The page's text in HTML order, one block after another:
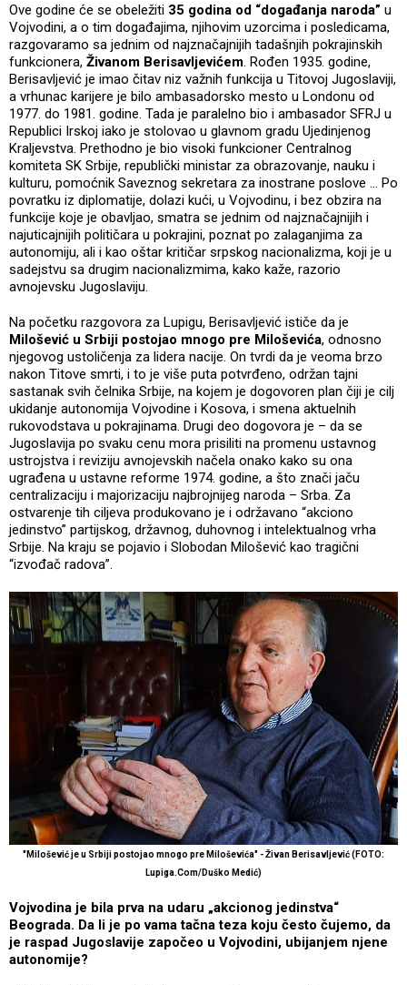
Ove godine će se obeležiti 35 godina od “događanja naroda” u
Vojvodini, a o tim događajima, njihovim uzorcima i posledicama,
razgovaramo sa jednim od najznačajnijih tadašnjih pokrajinskih
funkcionera, Živanom Berisavljevićem. Rođen 1935. godine,
Berisavljević je imao čitav niz važnih funkcija u Titovoj Jugoslaviji,
a vrhunac karijere je bilo ambasadorsko mesto u Londonu od
1977. do 1981. godine. Tada je paralelno bio i ambasador SFRJ u
Republici Irskoj iako je stolovao u glavnom gradu Ujedinjenog
Kraljevstva. Prethodno je bio visoki funkcioner Centralnog
komiteta SK Srbije, republički ministar za obrazovanje, nauku i
kulturu, pomoćnik Saveznog sekretara za inostrane poslove … Po
povratku iz diplomatije, dolazi kući, u Vojvodinu, i bez obzira na
funkcije koje je obavljao, smatra se jednim od najznačajnijih i
najuticajnijih političara u pokrajini, poznat po zalaganjima za
autonomiju, ali i kao oštar kritičar srpskog nacionalizma, koji je u
sadejstvu sa drugim nacionalizmima, kako kaže, razorio
avnojevsku Jugoslaviju.
Na početku razgovora za Lupigu, Berisavljević ističe da je
Milošević u Srbiji postojao mnogo pre Miloševića, odnosno
njegovog ustoličenja za lidera nacije. On tvrdi da je veoma brzo
nakon Titove smrti, i to je više puta potvrđeno, održan tajni
sastanak svih čelnika Srbije, na kojem je dogovoren plan čiji je cilj
ukidanje autonomija Vojvodine i Kosova, i smena aktuelnih
rukovodstava u pokrajinama. Drugi deo dogovora je – da se
Jugoslavija po svaku cenu mora prisiliti na promenu ustavnog
ustrojstva i reviziju avnojevskih načela onako kako su ona
ugrađena u ustavne reforme 1974. godine, a što znači jaču
centralizaciju i majorizaciju najbrojnijeg naroda – Srba. Za
ostvarenje tih ciljeva produkovano je i održavano “akciono
jedinstvo” partijskog, državnog, duhovnog i intelektualnog vrha
Srbije. Na kraju se pojavio i Slobodan Milošević kao tragični
“izvođač radova”.
"Milošević je u Srbiji postojao mnogo pre Miloševića" - Živan Berisavljević (FOTO:
Lupiga.Com/Duško Medić)
Vojvodina je bila prva na udaru „akcionog jedinstva“
Beograda. Da li je po vama tačna teza koju često čujemo, da
je raspad Jugoslavije započeo u Vojvodini, ubijanjem njene
autonomije?